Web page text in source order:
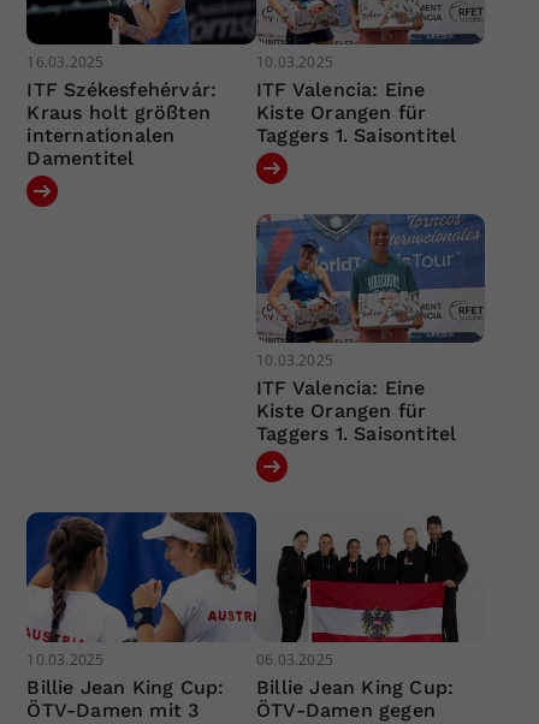
16.03.2025
ITF Székesfehérvár:
Kraus holt größten
internationalen
Damentitel
10.03.2025
ITF Valencia: Eine
Kiste Orangen für
Taggers 1. Saisontitel
10.03.2025
ITF Valencia: Eine
Kiste Orangen für
Taggers 1. Saisontitel
10.03.2025
Billie Jean King Cup:
ÖTV-Damen mit 3
06.03.2025
Billie Jean King Cup:
ÖTV-Damen gegen